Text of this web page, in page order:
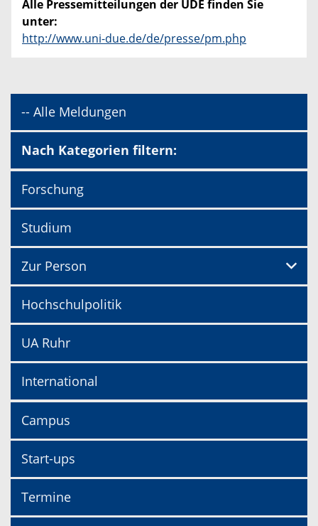
Alle Pressemitteilungen der UDE finden Sie
unter:
http://www.uni-due.de/de/presse/pm.php
-- Alle Meldungen
Nach Kategorien filtern:
Forschung
Studium
Zur Person
Hochschulpolitik
UA Ruhr
International
Campus
Start-ups
Termine